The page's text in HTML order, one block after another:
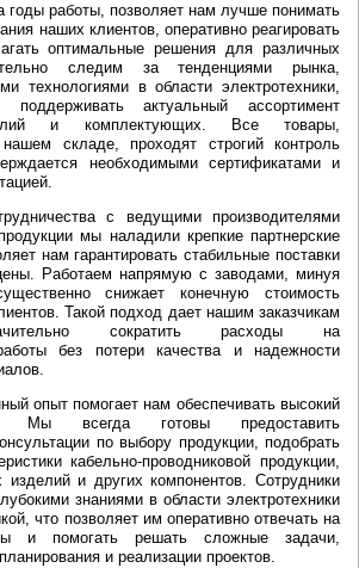
годы работы, позволяет нам лучше понимать
наших клиентов, оперативно реагировать
оптимальные решения для различных
следим за тенденциями рынка,
технологиями в области электротехники,
актуальный ассортимент
и комплектующих. Все товары,
складе, проходят строгий контроль
необходимыми сертификатами и
с ведущими производителями
мы наладили крепкие партнерские
нам гарантировать стабильные поставки
Работаем напрямую с заводами, минуя
снижает конечную стоимость
Такой подход дает нашим заказчикам
сократить расходы на
без потери качества и надежности
опыт помогает нам обеспечивать высокий
Мы всегда готовы предоставить
по выбору продукции, подобрать
кабельно-проводниковой продукции,
изделий и других компонентов. Сотрудники
знаниями в области электротехники
что позволяет им оперативно отвечать на
и помогать решать сложные задачи,
и реализации проектов.